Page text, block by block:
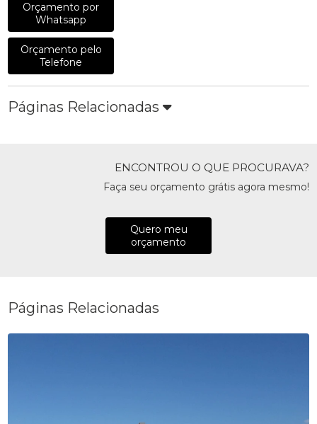
Orçamento por
Whatsapp
Orçamento pelo
Telefone
Páginas Relacionadas
ENCONTROU O QUE PROCURAVA?
Faça seu orçamento grátis agora mesmo!
Quero meu
orçamento
Páginas Relacionadas